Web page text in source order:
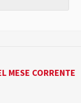
MESE CORRENTE